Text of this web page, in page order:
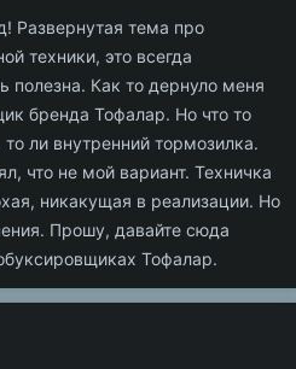
Развернутая тема про
техники, это всегда
полезна. Как то дернуло меня
бренда Тофалар. Но что то
ли внутренний тормозилка.
что не мой вариант. Техничка
никакущая в реализации. Но
Прошу, давайте сюда
Тофалар.